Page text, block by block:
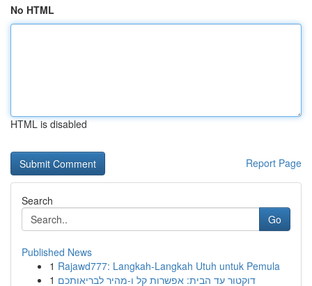
No HTML
HTML is disabled
Report Page
Search
Go
Published News
1 Rajawd777: Langkah-Langkah Utuh untuk Pemula
1 דוקטור עד הבית: אפשרות קל ו-מהיר לבריאותכם